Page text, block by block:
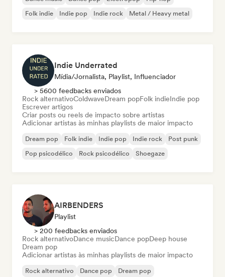
Folk indie
Indie pop Indie rock Metal / Heavy metal
Indie Underrated
Mídia/Jornalista, Playlist, Influenciador
> 5600 feedbacks enviados
Rock alternativoColdwaveDream popFolk indieIndie pop
Escrever artigos
Criar posts ou reels de impacto sobre artistas
Adicionar artistas às minhas playlists de maior impacto
Dream pop Folk indie Indie pop Indie rock
Post punk
Pop psicodélico
Rock psicodélico Shoegaze
AIRBENDERS
Playlist
> 200 feedbacks enviados
Rock alternativoDance musicDance popDeep house
Dream pop
Adicionar artistas às minhas playlists de maior impacto
Rock alternativo Dance pop Dream pop